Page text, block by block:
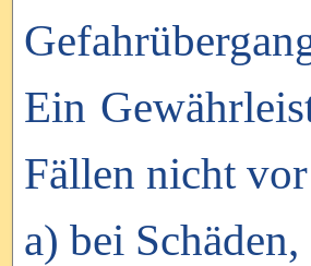
Ein
Fällen nicht
a) bei